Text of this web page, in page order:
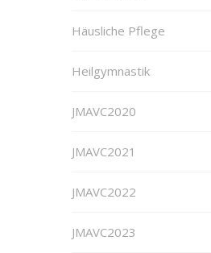
Häusliche Pflege
Heilgymnastik
JMAVC2020
JMAVC2021
JMAVC2022
JMAVC2023